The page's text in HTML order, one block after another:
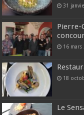
31
Pierre-
16 mars
18
Le